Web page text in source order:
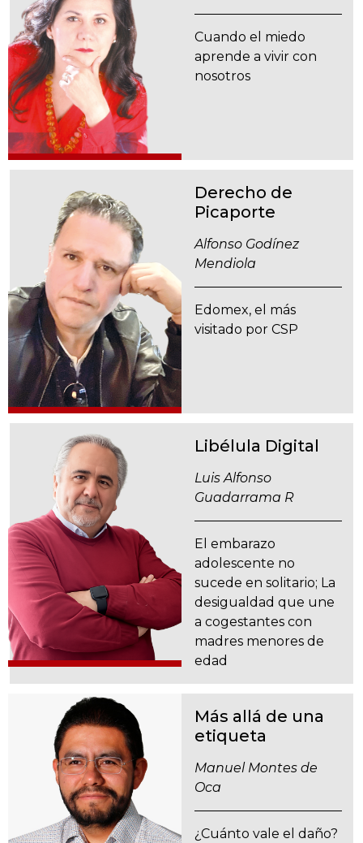
Cuando el miedo
aprende a vivir con
nosotros
Derecho de
Picaporte
Alfonso Godínez
Mendiola
Edomex, el más
visitado por CSP
Libélula Digital
Luis Alfonso
Guadarrama R
El embarazo
adolescente no
sucede en solitario; La
desigualdad que une
a cogestantes con
madres menores de
edad
Más allá de una
etiqueta
Manuel Montes de
Oca
¿Cuánto vale el daño?